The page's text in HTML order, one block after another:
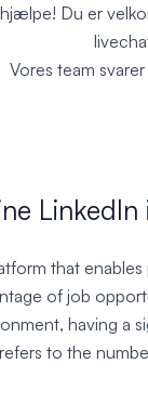
Du er
Vores team
that
of job
having
to the